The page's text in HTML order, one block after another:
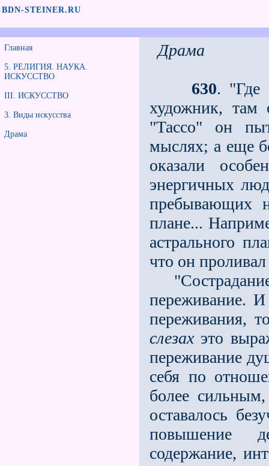
BDN-STEINER.RU
Главная
5. РЕЛИГИЯ. НАУКА.
ИСКУССТВО
III. ИСКУССТВО
3. Виды искусства
Драма
Драма
630. "Где
художник,
"Тассо" он
мыслях; а еще
оказали
энергичных
пребывающих
плане...
астрального
что он
переживание.
переживания,
слезахэто
переживание
себя по
более
оставалось
повышение
содержание,